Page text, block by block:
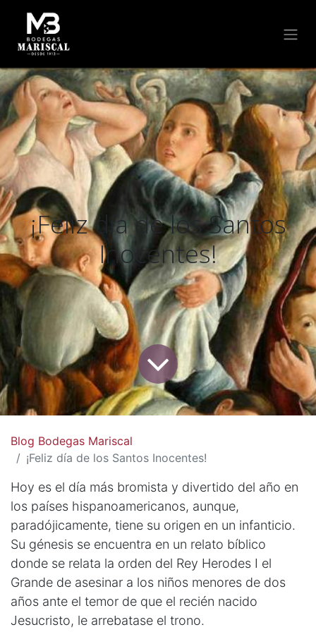
¡Feliz día de los Santos
Inocentes!
Blog Bodegas Mariscal
¡Feliz día de los Santos Inocentes!
Hoy es el día más bromista y divertido del año en
los países hispanoamericanos, aunque,
paradójicamente, tiene su origen en un infanticio.
Su génesis se encuentra en un relato bíblico
donde se relata la orden del Rey Herodes I el
Grande de asesinar a los niños menores de dos
años ante el temor de que el recién nacido
Jesucristo, le arrebatase el trono.